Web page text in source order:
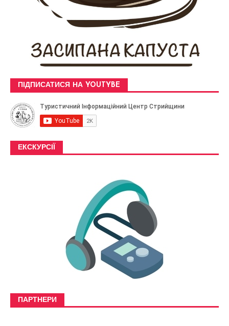
ПІДПИСАТИСЯ НА YOUTYBE
ЕКСКУРСІЇ
ПАРТНЕРИ